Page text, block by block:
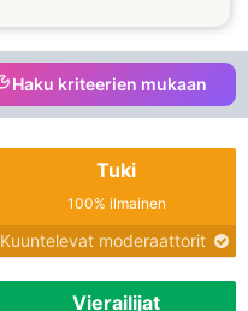
Haku kriteerien mukaan
Tuki
100% ilmainen
Kuuntelevat moderaattorit
Vierailijat